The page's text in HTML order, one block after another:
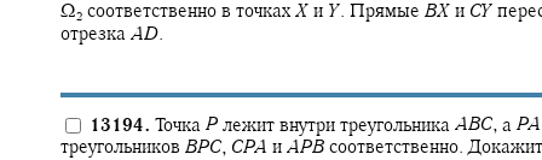
Ω‍2 соответственно в точках X и Y. Прямые BX и CY
отрезка AD.
13194. Точка P лежит внутри треугольника ABC, а PA
треугольников BPC, CPA и APB соответственно.